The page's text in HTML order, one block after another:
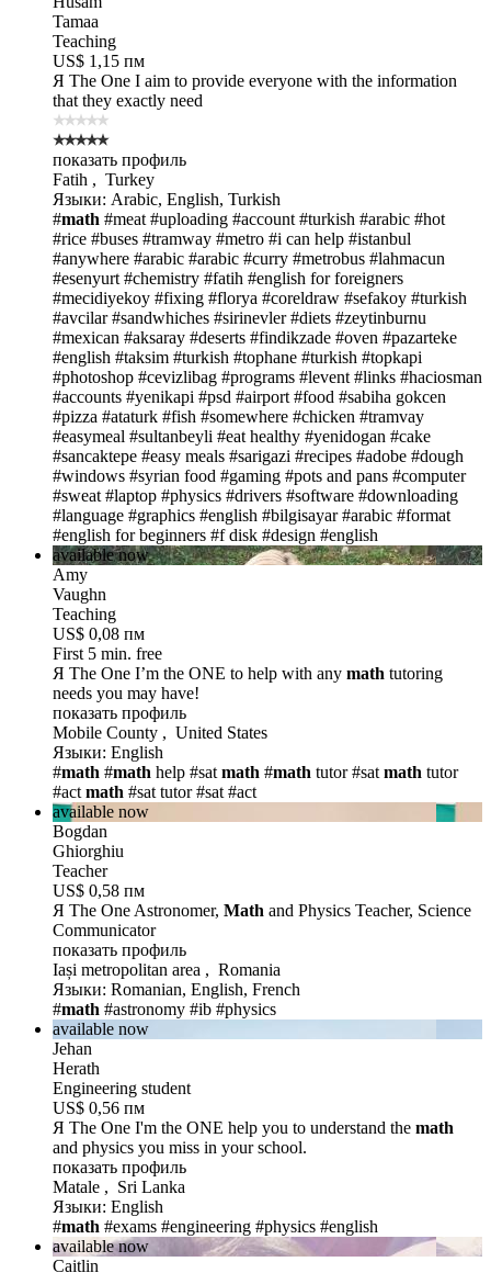
Tamaa
Teaching
US$ 1,15 пм
Я The One I aim to provide everyone with the information
that they exactly need
показать профиль
Fatih , Turkey
Языки: Arabic, English, Turkish
#math #meat #uploading #account #turkish #arabic #hot
#rice #buses #tramway #metro #i can help #istanbul
#anywhere #arabic #arabic #curry #metrobus #lahmacun
#esenyurt #chemistry #fatih #english for foreigners
#mecidiyekoy #fixing #florya #coreldraw #sefakoy #turkish
#avcilar #sandwhiches #sirinevler #diets #zeytinburnu
#mexican #aksaray #deserts #findikzade #oven #pazarteke
#english #taksim #turkish #tophane #turkish #topkapi
#photoshop #cevizlibag #programs #levent #links #haciosman
#accounts #yenikapi #psd #airport #food #sabiha gokcen
#pizza #ataturk #fish #somewhere #chicken #tramvay
#easymeal #sultanbeyli #eat healthy #yenidogan #cake
#sancaktepe #easy meals #sarigazi #recipes #adobe #dough
#windows #syrian food #gaming #pots and pans #computer
#sweat #laptop #physics #drivers #software #downloading
#language #graphics #english #bilgisayar #arabic #format
#english for beginners #f disk #design #english
available now
Amy
Vaughn
Teaching
US$ 0,08 пм
First 5 min. free
Я The One I’m the ONE to help with any math tutoring
needs you may have!
показать профиль
Mobile County , United States
Языки: English
#math #math help #sat math #math tutor #sat math tutor
#act math #sat tutor #sat #act
available now
Bogdan
Ghiorghiu
Teacher
US$ 0,58 пм
Я The One Astronomer, Math and Physics Teacher, Science
Communicator
показать профиль
Iași metropolitan area , Romania
Языки: Romanian, English, French
#math #astronomy #ib #physics
available now
Jehan
Herath
Engineering student
US$ 0,56 пм
Я The One I'm the ONE help you to understand the math
and physics you miss in your school.
показать профиль
Matale , Sri Lanka
Языки: English
#math #exams #engineering #physics #english
available now
Caitlin